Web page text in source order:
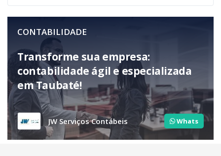
CONTABILIDADE
Transforme sua empresa:
contabilidade ágil e especializada
em Taubaté!
JW Serviços Contábeis Whats